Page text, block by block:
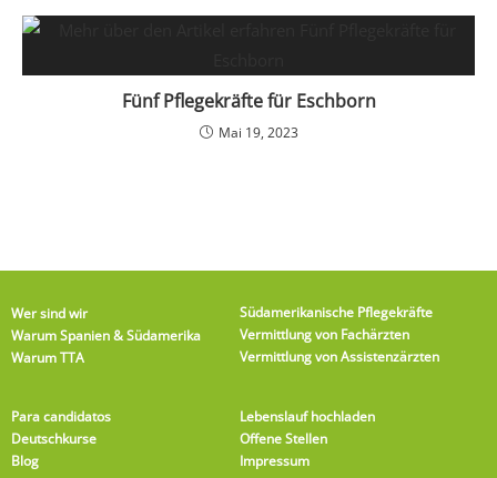
Fünf Pflegekräfte für Eschborn
Mai 19, 2023
Wer sind wir
Warum Spanien & Südamerika
Warum TTA
Südamerikanische Pflegekräfte
Vermittlung von Fachärzten
Vermittlung von Assistenzärzten
Para candidatos
Deutschkurse
Blog
Lebenslauf hochladen
Offene Stellen
Impressum